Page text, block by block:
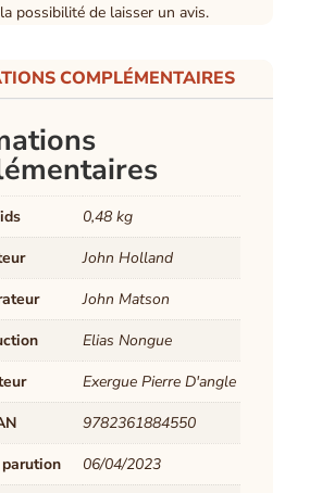
possibilité de laisser un avis.
COMPLÉMENTAIRES
0,48 kg
John Holland
John Matson
Elias Nongue
Exergue Pierre D'angle
9782361884550
06/04/2023